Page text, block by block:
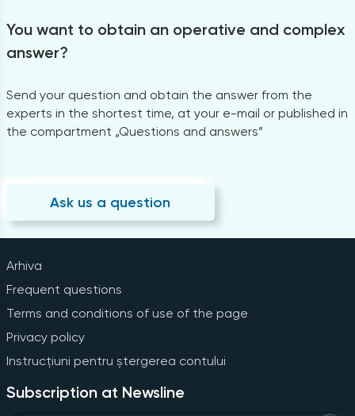
You want to obtain an operative and complex
answer?
Send your question and obtain the answer from the
experts in the shortest time, at your e-mail or published in
the compartment „Questions and answers”
Ask us a question
Arhiva
Frequent questions
Terms and conditions of use of the page
Privacy policy
Instrucțiuni pentru ștergerea contului
Subscription at Newsline